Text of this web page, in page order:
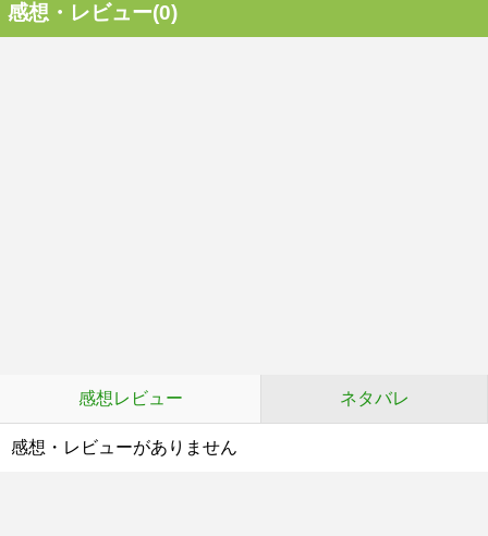
感想・レビュー(0)
感想レビュー ネタバレ
感想・レビューがありません